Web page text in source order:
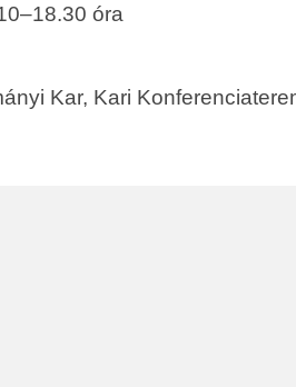
óra
Kar, Kari